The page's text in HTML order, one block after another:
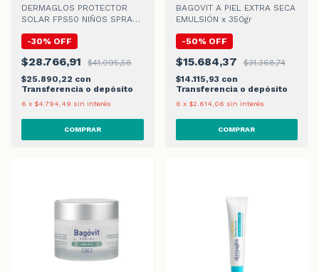
DERMAGLOS PROTECTOR
SOLAR FPS50 NIÑOS SPRAY
-30% OFF
$28.766,91
$41.095,58
$25.890,22 con
Transferencia o depósito
6 x $4.794,49 sin interés
BAGOVIT A PIEL EXTRA SECA
EMULSIÓN x 350gr
-50% OFF
$15.684,37
$31.368,74
$14.115,93 con
Transferencia o depósito
6 x $2.614,06 sin interés